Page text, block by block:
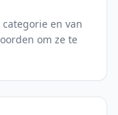
en van
om ze te